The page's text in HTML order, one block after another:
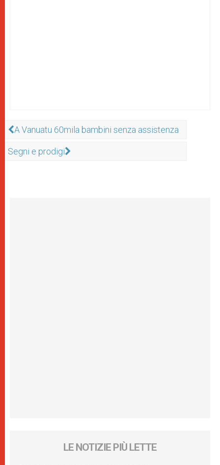
A Vanuatu 60mila bambini senza assistenza
Segni e prodigi
LE NOTIZIE PIÙ LETTE